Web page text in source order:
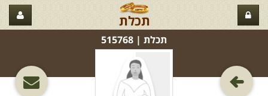
תכלת
תכלת‏ | 515768